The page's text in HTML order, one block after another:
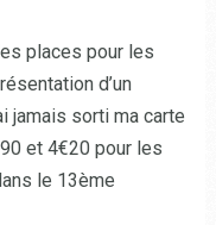
places pour les
d’un
jamais sorti ma carte
et 4€20 pour les
le 13ème